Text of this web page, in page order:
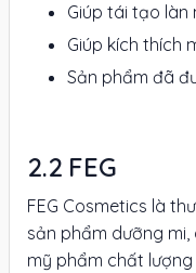
Giúp tái tạo làn
Giúp kích thích
Sản phẩm đã
FEG
FEG Cosmetics là
sản phẩm dưỡng
mỹ phẩm chất